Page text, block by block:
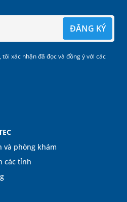
và phòng khám
các tỉnh
ĐĂNG KÝ
, tôi xác nhận đã đọc và đồng ý với các